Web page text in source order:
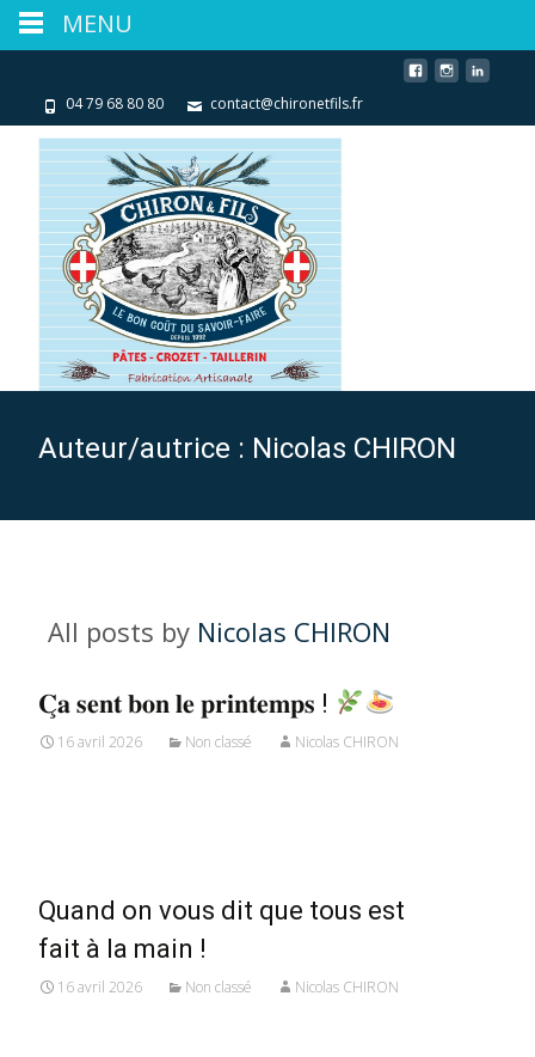
04 79 68 80 80 contact@chironetfils.fr
Auteur/autrice : Nicolas CHIRON
All posts by Nicolas CHIRON
𝐂̧𝐚 𝐬𝐞𝐧𝐭 𝐛𝐨𝐧 𝐥𝐞 𝐩𝐫𝐢𝐧𝐭𝐞𝐦𝐩𝐬 !
16 avril 2026 Non classé Nicolas CHIRON
Quand on vous dit que tous est
fait à la main !
16 avril 2026 Non classé Nicolas CHIRON
MENU